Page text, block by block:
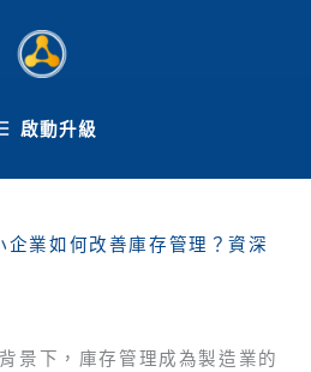
啟動升級
企業如何改善庫存管理？資深
景下，庫存管理成為製造業的